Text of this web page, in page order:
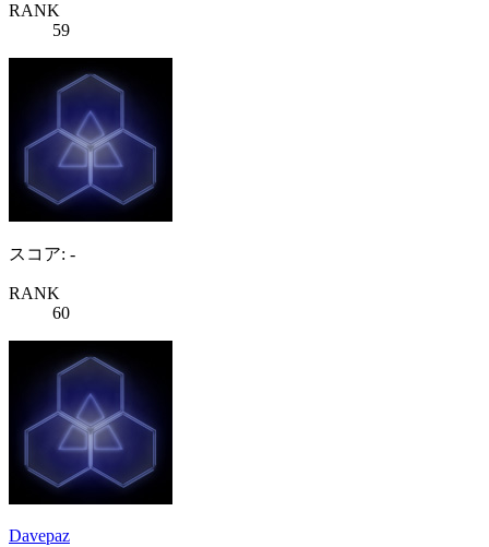
RANK
59
スコア: -
RANK
60
Davepaz